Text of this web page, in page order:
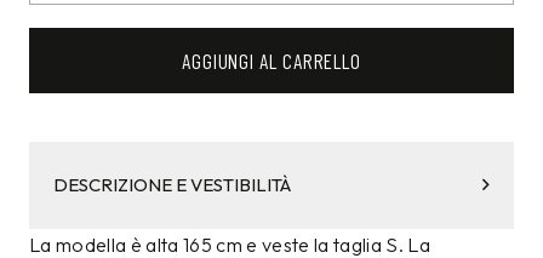
AGGIUNGI AL CARRELLO
DESCRIZIONE E VESTIBILITÀ
La modella è alta 165 cm e veste la taglia S. La